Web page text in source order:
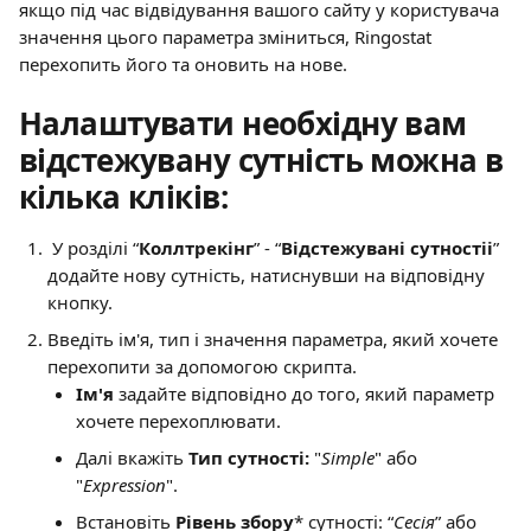
якщо під час відвідування вашого сайту у користувача
значення цього параметра зміниться, Ringostat
перехопить його та оновить на нове.
Налаштувати необхідну вам
відстежувану сутність можна в
кілька кліків:
У розділі “Коллтрекінг” - “Відстежувані сутностіі”
додайте нову сутність, натиснувши на відповідну
кнопку.
Введіть ім'я, тип і значення параметра, який хочете
перехопити за допомогою скрипта.
Ім'я задайте відповідно до того, який параметр
хочете перехоплювати.
Далі вкажіть Тип сутності: "Simple" або
"Expression".
Встановіть Рівень збору* сутності: “Сесія” або